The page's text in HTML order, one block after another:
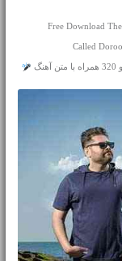
Free Download
Called